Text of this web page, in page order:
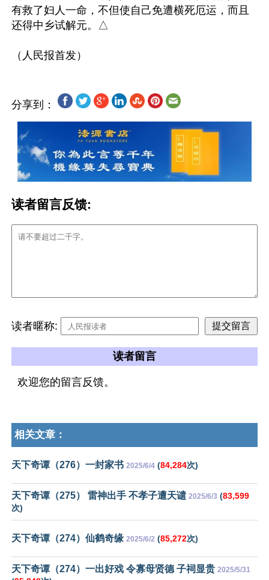
有救了妇人一命，不但使自己免遭横死厄运，而且
还得中乡试解元。△
分享到：
读者留言反馈:
读者暱称:
读者留言
欢迎您的留言反馈。
相关文章：
天下奇谭（276）一封家书 2025/6/4 (84,284次)
天下奇谭（275） 雷神出手 不孝子遭天谴 2025/6/3 (83,599
次)
天下奇谭（274）仙鹤奇缘 2025/6/2 (85,272次)
天下奇谭（274）一出好戏 令寡母贤德 子祠显贵 2025/5/31